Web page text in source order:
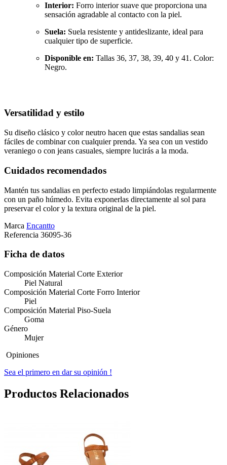
Interior: Forro interior suave que proporciona una
sensación agradable al contacto con la piel.
Suela: Suela resistente y antideslizante, ideal para
cualquier tipo de superficie.
Disponible en: Tallas 36, 37, 38, 39, 40 y 41. Color:
Negro.
Versatilidad y estilo
Su diseño clásico y color neutro hacen que estas sandalias sean
fáciles de combinar con cualquier prenda. Ya sea con un vestido
veraniego o con jeans casuales, siempre lucirás a la moda.
Cuidados recomendados
Mantén tus sandalias en perfecto estado limpiándolas regularmente
con un paño húmedo. Evita exponerlas directamente al sol para
preservar el color y la textura original de la piel.
Marca Encantto
Referencia 36095-36
Ficha de datos
Composición Material Corte Exterior
Piel Natural
Composición Material Corte Forro Interior
Piel
Composición Material Piso-Suela
Goma
Género
Mujer
Opiniones
Sea el primero en dar su opinión !
Productos Relacionados